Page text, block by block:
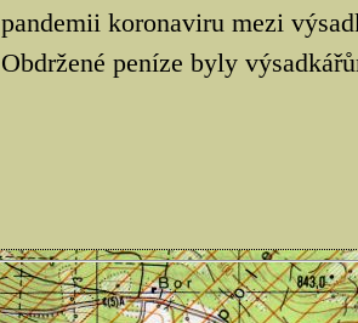
pandemii koronaviru mezi
Obdržené peníze byly